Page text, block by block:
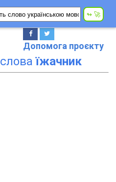
Допомога проєкту
словаїжачник